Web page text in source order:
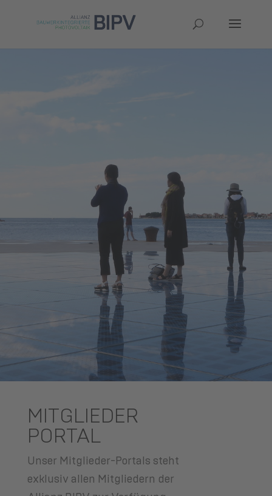
MITGLIEDER
PORTAL
Unser Mitglieder-Portals steht
exklusiv allen Mitgliedern der